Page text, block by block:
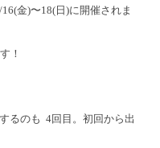
金)〜18(日)に開催されま
！
るのも 4回目。初回から出